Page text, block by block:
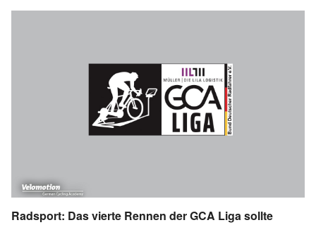
Radsport: Das vierte Rennen der GCA Liga sollte